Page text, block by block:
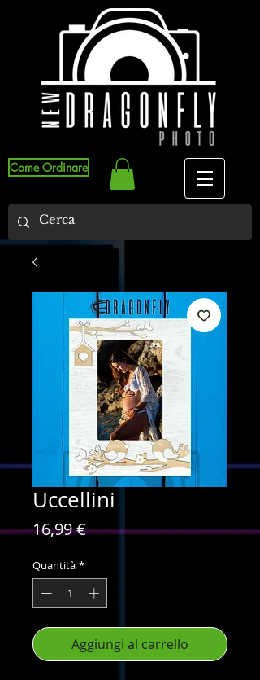
Come Ordinare
Uccellini
16,99 €Prezzo
Quantità *
Aggiungi al carrello